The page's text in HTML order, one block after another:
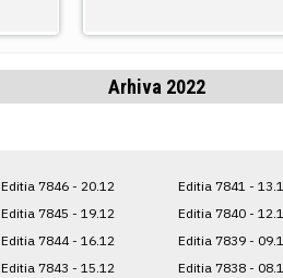
Arhiva 2022
Editia 7846 - 20.12
Editia 7845 - 19.12
Editia 7844 - 16.12
Editia 7843 - 15.12
Editia 7841 -
Editia 7840 -
Editia 7839 -
Editia 7838 -